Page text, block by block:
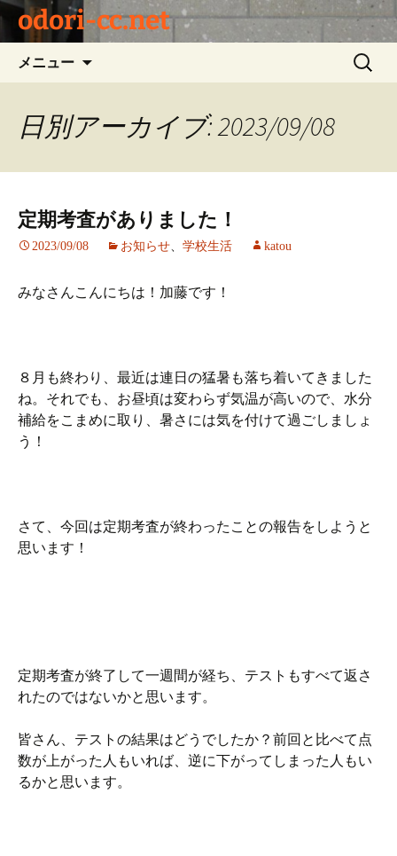
odori-cc.net
メニュー
ン
ッ
検
索:
日別アーカイブ: 2023/09/08
定期考査がありました！
2023/09/08 お知らせ、 学校生活 katou
みなさんこんにちは！加藤です！
８月も終わり、最近は連日の猛暑も落ち着いてきました
ね。それでも、お昼頃は変わらず気温が高いので、水分
補給をこまめに取り、暑さには気を付けて過ごしましょ
う！
さて、今回は定期考査が終わったことの報告をしようと
思います！
定期考査が終了して一週間が経ち、テストもすべて返さ
れたのではないかと思います。
皆さん、テストの結果はどうでしたか？前回と比べて点
数が上がった人もいれば、逆に下がってしまった人もい
るかと思います。